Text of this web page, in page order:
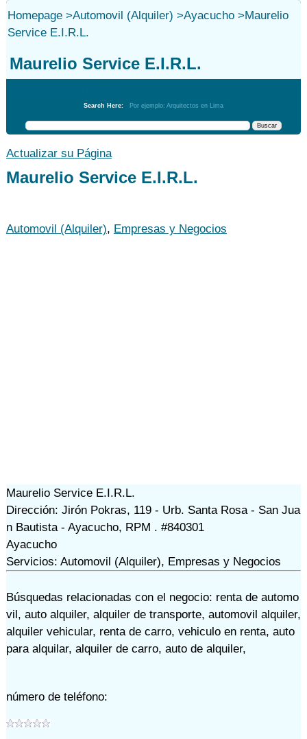
Homepage>Automovil (Alquiler) >Ayacucho>Maurelio
Service E.I.R.L.
Maurelio Service E.I.R.L.
Search Here: Por ejemplo: Arquitectos en Lima
Actualizar su Página
Maurelio Service E.I.R.L.
Automovil (Alquiler), Empresas y Negocios
Maurelio Service E.I.R.L.
Dirección: Jirón Pokras, 119 - Urb. Santa Rosa - San Jua
n Bautista - Ayacucho, RPM . #840301
Ayacucho
Servicios: Automovil (Alquiler), Empresas y Negocios
Búsquedas relacionadas con el negocio: renta de automo
vil, auto alquiler, alquiler de transporte, automovil alquiler,
alquiler vehicular, renta de carro, vehiculo en renta, auto
para alquilar, alquiler de carro, auto de alquiler,
número de teléfono: